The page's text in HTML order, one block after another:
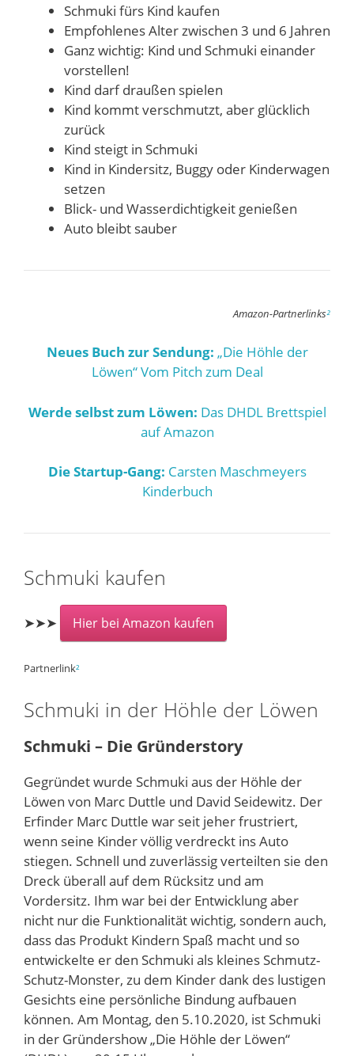
Schmuki fürs Kind kaufen
Empfohlenes Alter zwischen 3 und 6 Jahren
Ganz wichtig: Kind und Schmuki einander
vorstellen!
Kind darf draußen spielen
Kind kommt verschmutzt, aber glücklich
zurück
Kind steigt in Schmuki
Kind in Kindersitz, Buggy oder Kinderwagen
setzen
Blick- und Wasserdichtigkeit genießen
Auto bleibt sauber
Amazon-Partnerlinks²
Neues Buch zur Sendung: „Die Höhle der
Löwen“ Vom Pitch zum Deal
Werde selbst zum Löwen: Das DHDL Brettspiel
auf Amazon
Die Startup-Gang: Carsten Maschmeyers
Kinderbuch
Schmuki kaufen
➤➤➤ Hier bei Amazon kaufen
Partnerlink²
Schmuki in der Höhle der Löwen
Schmuki – Die Gründerstory
Gegründet wurde Schmuki aus der Höhle der
Löwen von Marc Duttle und David Seidewitz. Der
Erfinder Marc Duttle war seit jeher frustriert,
wenn seine Kinder völlig verdreckt ins Auto
stiegen. Schnell und zuverlässig verteilten sie den
Dreck überall auf dem Rücksitz und am
Vordersitz. Ihm war bei der Entwicklung aber
nicht nur die Funktionalität wichtig, sondern auch,
dass das Produkt Kindern Spaß macht und so
entwickelte er den Schmuki als kleines Schmutz-
Schutz-Monster, zu dem Kinder dank des lustigen
Gesichts eine persönliche Bindung aufbauen
können. Am Montag, den 5.10.2020, ist Schmuki
in der Gründershow „Die Höhle der Löwen“